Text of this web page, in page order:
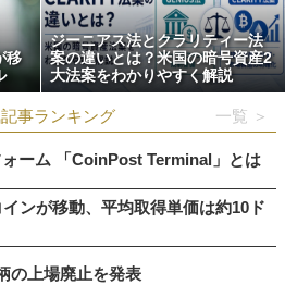
移
ジーニアス法とクラリティー法
案の違いとは？米国の暗号資産2
大法案をわかりやすく解説
記事ランキング 一覧 ＞
ーム 「CoinPost Terminal」とは
ンが移動、平均取得単価は約10ド
の上場廃止を発表